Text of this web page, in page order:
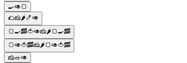
🍳🥑🍞
🌮🧀🌶️🍤🥑
🍞🍳🥓🍅🥑🧀🌶️🍞🍳🥓
🍞🥑🍅🥓🧀🌶️🍞🥑🍅🥓
🧀🥗🥑